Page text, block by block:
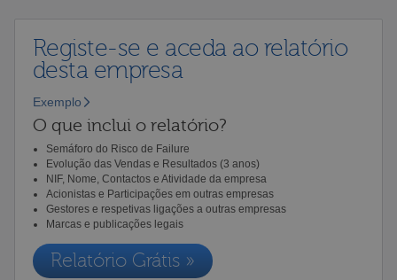
Registe-se e aceda ao relatório
desta empresa
Exemplo
O que inclui o relatório?
Semáforo do Risco de Failure
Evolução das Vendas e Resultados (3 anos)
NIF, Nome, Contactos e Atividade da empresa
Acionistas e Participações em outras empresas
Gestores e respetivas ligações a outras empresas
Marcas e publicações legais
Relatório Grátis »